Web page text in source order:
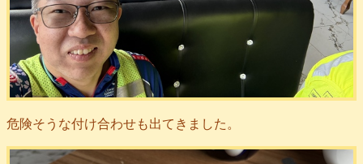
危険そうな付け合わせも出てきました。